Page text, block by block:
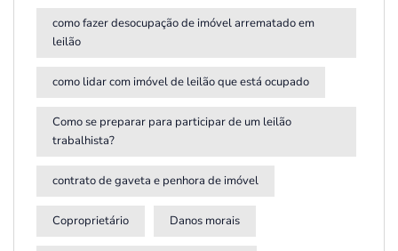
como fazer desocupação de imóvel arrematado em
leilão
como lidar com imóvel de leilão que está ocupado
Como se preparar para participar de um leilão
trabalhista?
contrato de gaveta e penhora de imóvel
Coproprietário Danos morais